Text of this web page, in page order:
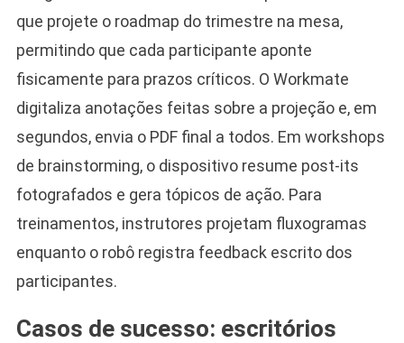
que projete o roadmap do trimestre na mesa,
permitindo que cada participante aponte
fisicamente para prazos críticos. O Workmate
digitaliza anotações feitas sobre a projeção e, em
segundos, envia o PDF final a todos. Em workshops
de brainstorming, o dispositivo resume post-its
fotografados e gera tópicos de ação. Para
treinamentos, instrutores projetam fluxogramas
enquanto o robô registra feedback escrito dos
participantes.
Casos de sucesso: escritórios